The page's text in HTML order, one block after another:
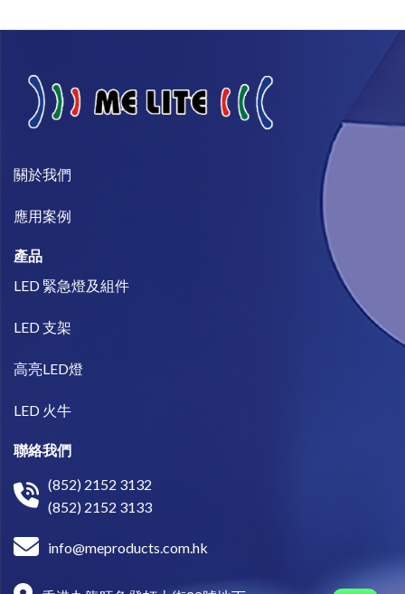
關於我們​
​應用案例
產品
LED 緊急燈及組件
LED 支架
高亮LED燈
LED 火牛
聯絡我們
(852) 2152 3132
(852) 2152 3133
info@meproducts.com.hk